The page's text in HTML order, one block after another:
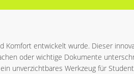
Komfort entwickelt wurde. Dieser
oder wichtige Dokumente
unverzichtbares Werkzeug für